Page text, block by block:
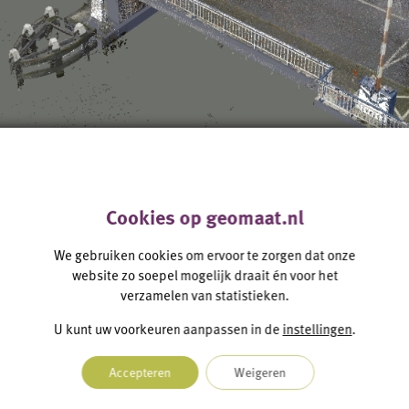
nieuwsbrief
blijven van de laatste ontwikkelingen?
nog in! Enkele keren per jaar versturen wij een
Cookies op geomaat.nl
We gebruiken cookies om ervoor te zorgen dat onze
website zo soepel mogelijk draait én voor het
verzamelen van statistieken.
U kunt uw voorkeuren aanpassen in deinstellingen.
Accepteren Weigeren